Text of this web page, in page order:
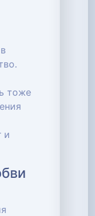
тоже
и